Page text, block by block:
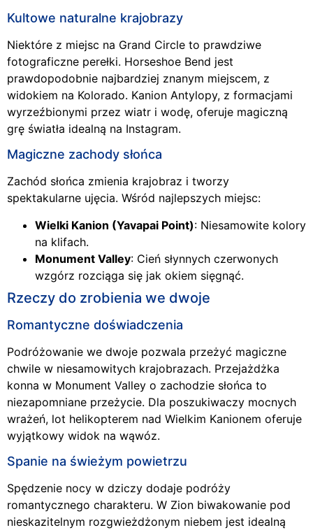
Kultowe naturalne krajobrazy
Niektóre z miejsc na Grand Circle to prawdziwe
fotograficzne perełki. Horseshoe Bend jest
prawdopodobnie najbardziej znanym miejscem, z
widokiem na Kolorado. Kanion Antylopy, z formacjami
wyrzeźbionymi przez wiatr i wodę, oferuje magiczną
grę światła idealną na Instagram.
Magiczne zachody słońca
Zachód słońca zmienia krajobraz i tworzy
spektakularne ujęcia. Wśród najlepszych miejsc:
Wielki Kanion (Yavapai Point): Niesamowite kolory
na klifach.
Monument Valley: Cień słynnych czerwonych
wzgórz rozciąga się jak okiem sięgnąć.
Rzeczy do zrobienia we dwoje
Romantyczne doświadczenia
Podróżowanie we dwoje pozwala przeżyć magiczne
chwile w niesamowitych krajobrazach. Przejażdżka
konna w Monument Valley o zachodzie słońca to
niezapomniane przeżycie. Dla poszukiwaczy mocnych
wrażeń, lot helikopterem nad Wielkim Kanionem oferuje
wyjątkowy widok na wąwóz.
Spanie na świeżym powietrzu
Spędzenie nocy w dziczy dodaje podróży
romantycznego charakteru. W Zion biwakowanie pod
nieskazitelnym rozgwieżdżonym niebem jest idealną